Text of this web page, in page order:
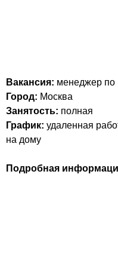
Вакансия: менеджер по
Город: Москва
Занятость: полная
График: удаленная
на дому
Подробная